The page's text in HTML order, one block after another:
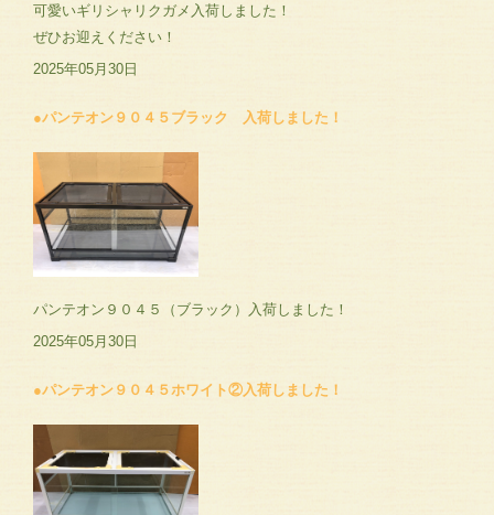
可愛いギリシャリクガメ入荷しました！
ぜひお迎えください！
2025年05月30日
●パンテオン９０４５ブラック 入荷しました！
パンテオン９０４５（ブラック）入荷しました！
2025年05月30日
●パンテオン９０４５ホワイト②入荷しました！